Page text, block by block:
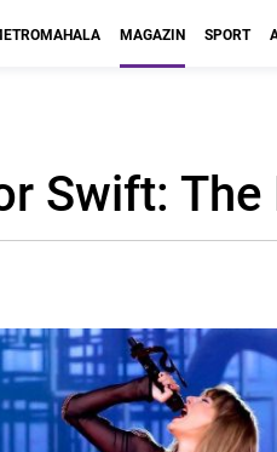
MAGAZIN SPORT
Swift: